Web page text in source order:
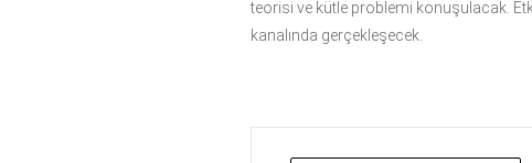
teorisi ve kütle problemi konuşulacak.
kanalında gerçekleşecek.